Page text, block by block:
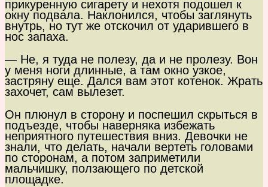
прикуренную сигарету и нехотя подошел к
окну подвала. Наклонился, чтобы заглянуть
внутрь, но тут же отскочил от ударившего в
нос запаха.
— Не, я туда не полезу, да и не пролезу. Вон
у меня ноги длинные, а там окно узкое,
застряну еще. Дался вам этот котенок. Жрать
захочет, сам вылезет.
Он плюнул в сторону и поспешил скрыться в
подъезде, чтобы наверняка избежать
неприятного путешествия вниз. Девочки не
знали, что делать, начали вертеть головами
по сторонам, а потом заприметили
мальчишку, ползающего по детской
площадке.